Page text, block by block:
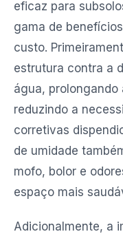
eficaz para
gama de
custo.
estrutura contra a
água,
reduzindo a
corretivas
de umidade
mofo, bolor e
espaço mais
Adicionalmente, a